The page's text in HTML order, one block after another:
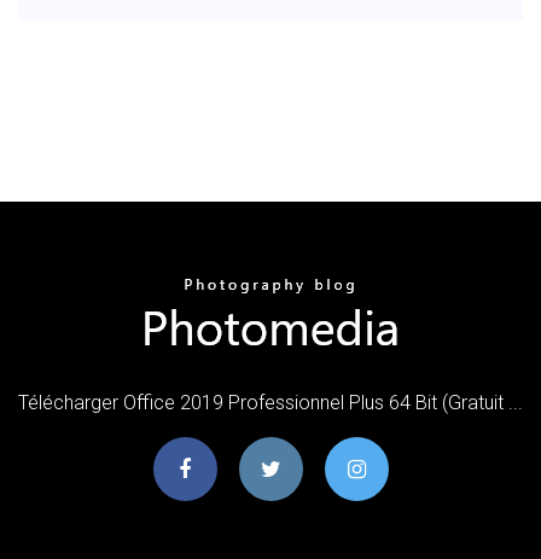
Télécharger Office 2019 Professionnel Plus 64 Bit (Gratuit ...